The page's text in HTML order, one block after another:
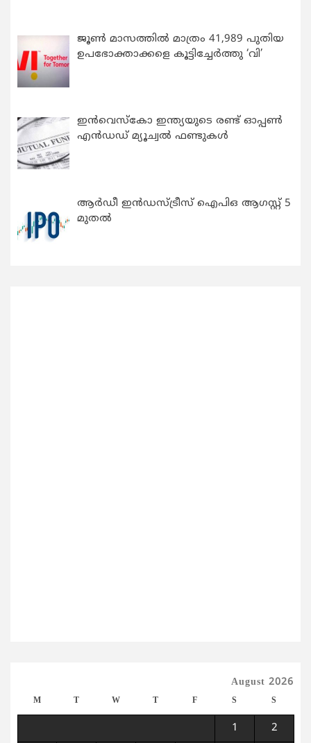
ജൂൺ മാസത്തിൽ മാത്രം 41,989 പുതിയ
ഉപഭോക്താക്കളെ കൂട്ടിച്ചേർത്തു ‘വി’
ഇന്‍വെസ്കോ ഇന്ത്യയുടെ രണ്ട് ഓപ്പണ്‍
എന്‍ഡഡ് മ്യൂച്വല്‍ ഫണ്ടുകള്‍
ആർഡീ ഇൻഡസ്ട്രീസ് ഐപിഒ ആഗസ്റ്റ് 5
മുതൽ
August 2026
M T W T F S S
1 2